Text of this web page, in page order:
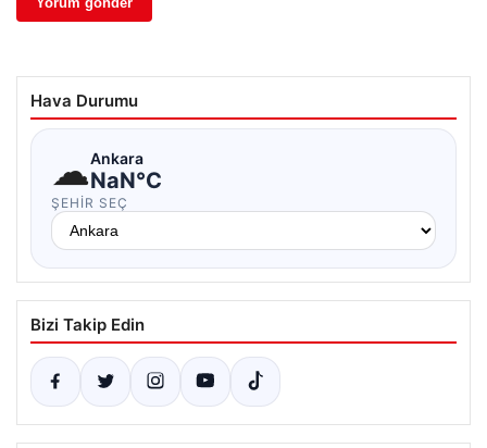
Hava Durumu
☁Ankara
NaN°C
ŞEHIR SEÇ
Bizi Takip Edin